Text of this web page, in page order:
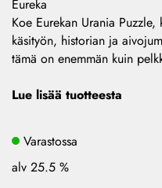
Eureka
Koe Eurekan Urania
käsityön, historian ja
tämä on enemmän kuin
Lue lisää tuotteesta
Varastossa
alv 25.5 %